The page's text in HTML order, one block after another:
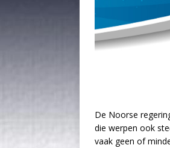
De Noorse
die werpen ook
vaak geen of